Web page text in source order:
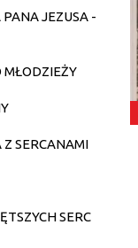
PANA JEZUSA -
MŁODZIEŻY
SERCANAMI
SERC